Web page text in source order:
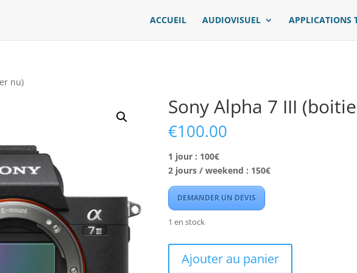
ACCUEIL AUDIOVISUEL APPLICATIONS
nu)
Sony Alpha 7 III
€100.00
1 jour : 100€
2 jours / weekend : 150€
DEMANDER UN DEVIS
1 en stock
Ajouter au panier